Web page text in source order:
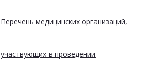
Перечень медицинских организаций,
участвующих в проведении